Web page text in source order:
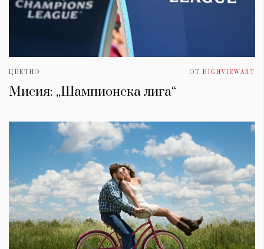
ЦВЕТНО ОТ HIGHVIEWART
Мисия: „Шампионска лига“